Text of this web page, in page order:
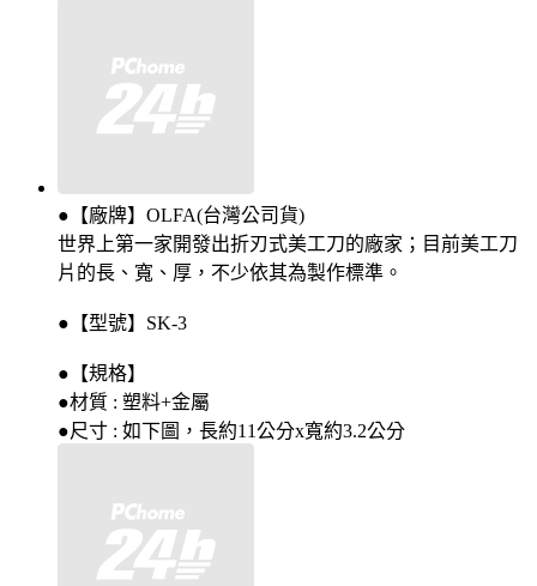
●【廠牌】OLFA(台灣公司貨)
世界上第一家開發出折刃式美工刀的廠家；目前美工刀
片的長、寬、厚，不少依其為製作標準。
●【型號】SK-3
●【規格】
●材質 : 塑料+金屬
●尺寸 : 如下圖，長約11公分x寬約3.2公分